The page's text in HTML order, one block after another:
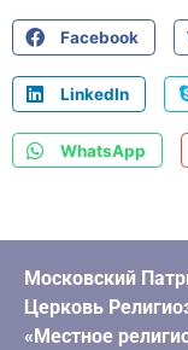
Facebook
LinkedIn
WhatsApp
Московский
Церковь
«Местное